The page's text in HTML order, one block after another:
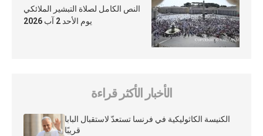
النص الكامل لصلاة التبشير الملائكي
يوم الأحد 2 آب 2026
الأخبار الأكثر قراءة
الكنيسة الكاثوليكية في فرنسا تستعدّ لاستقبال البابا
قريبًا